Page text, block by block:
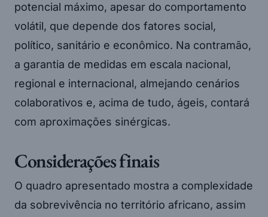
potencial máximo, apesar do comportamento
volátil, que depende dos fatores social,
político, sanitário e econômico. Na contramão,
a garantia de medidas em escala nacional,
regional e internacional, almejando cenários
colaborativos e, acima de tudo, ágeis, contará
com aproximações sinérgicas.
Considerações finais
O quadro apresentado mostra a complexidade
da sobrevivência no território africano, assim